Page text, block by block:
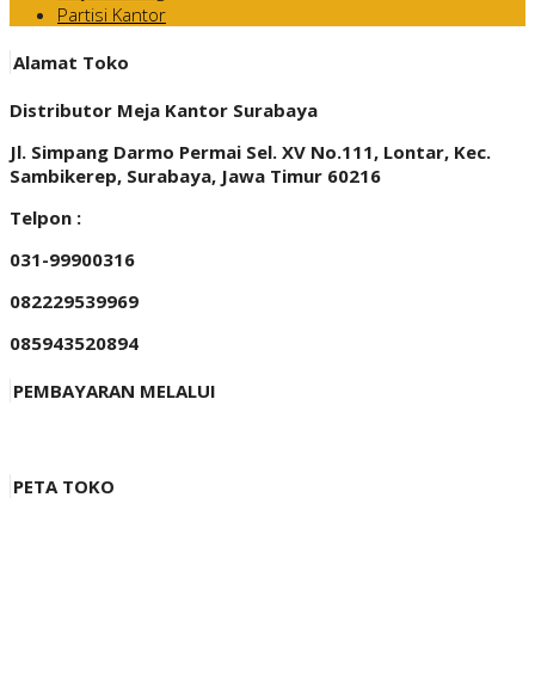
Partisi Kantor
Alamat Toko
Distributor Meja Kantor Surabaya
Jl. Simpang Darmo Permai Sel. XV No.111, Lontar, Kec.
Sambikerep, Surabaya, Jawa Timur 60216
Telpon :
031-99900316
082229539969
085943520894
PEMBAYARAN MELALUI
PETA TOKO